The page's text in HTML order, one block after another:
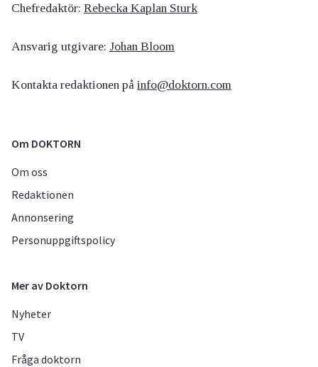
Chefredaktör: Rebecka Kaplan Sturk
Ansvarig utgivare: Johan Bloom
Kontakta redaktionen på info@doktorn.com
Om DOKTORN
Om oss
Redaktionen
Annonsering
Personuppgiftspolicy
Mer av Doktorn
Nyheter
TV
Fråga doktorn